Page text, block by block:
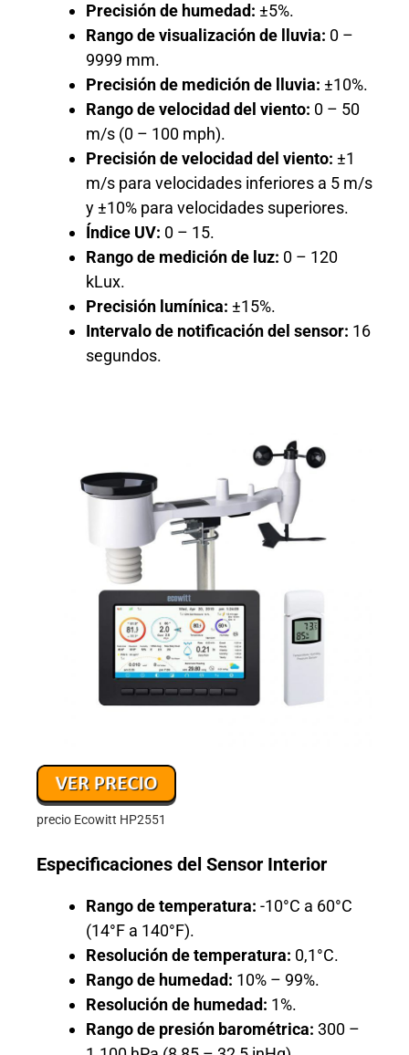
Precisión de humedad: ±5%.
Rango de visualización de lluvia: 0 –
9999 mm.
Precisión de medición de lluvia: ±10%.
Rango de velocidad del viento: 0 – 50
m/s (0 – 100 mph).
Precisión de velocidad del viento: ±1
m/s para velocidades inferiores a 5 m/s
y ±10% para velocidades superiores.
Índice UV: 0 – 15.
Rango de medición de luz: 0 – 120
kLux.
Precisión lumínica: ±15%.
Intervalo de notificación del sensor: 16
segundos.
precio Ecowitt HP2551
Especificaciones del Sensor Interior
Rango de temperatura: -10°C a 60°C
(14°F a 140°F).
Resolución de temperatura: 0,1°C.
Rango de humedad: 10% – 99%.
Resolución de humedad: 1%.
Rango de presión barométrica: 300 –